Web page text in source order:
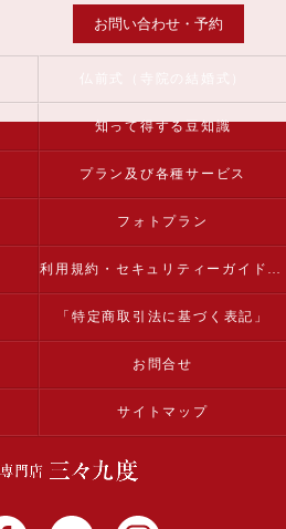
お問い合わせ・予約
知って得する豆知識
プラン及び各種サービス
フォトプラン
利用規約・セキュリティーガイドライン
「特定商取引法に基づく表記」
お問合せ
サイトマップ